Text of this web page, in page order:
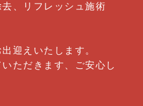
、リフレッシュ施術
迎えいたします。
ただきます、ご安心し